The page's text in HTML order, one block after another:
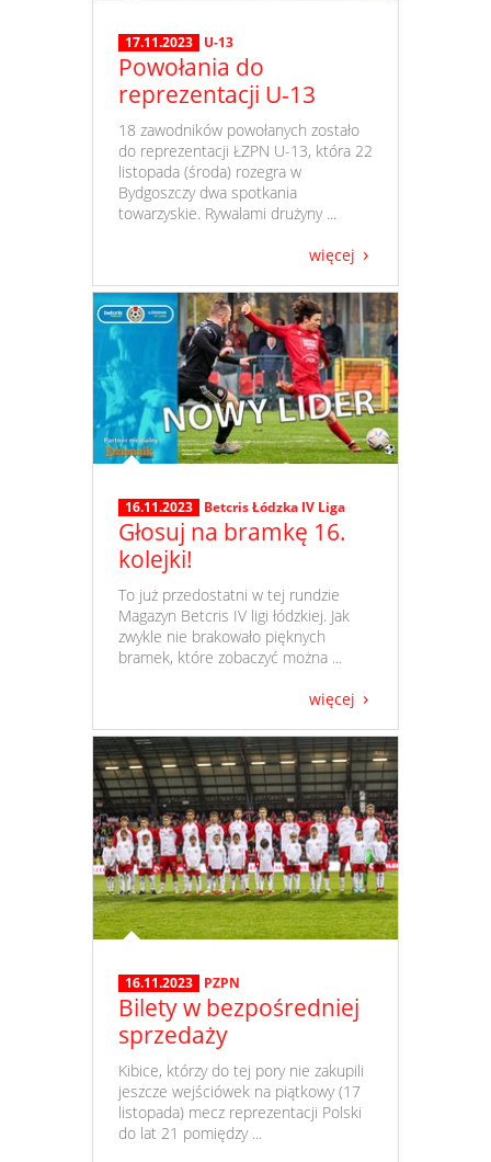
17.11.2023 U-13
Powołania do
reprezentacji U-13
​ 18 zawodników powołanych zostało
do reprezentacji ŁZPN U-13, która 22
listopada (środa) rozegra w
Bydgoszczy dwa spotkania
towarzyskie. Rywalami drużyny ...
więcej
16.11.2023 Betcris Łódzka IV Liga
Głosuj na bramkę 16.
kolejki!
​ To już przedostatni w tej rundzie
Magazyn Betcris IV ligi łódzkiej. Jak
zwykle nie brakowało pięknych
bramek, które zobaczyć można ...
więcej
16.11.2023 PZPN
Bilety w bezpośredniej
sprzedaży
​ Kibice, którzy do tej pory nie zakupili
jeszcze wejściówek na piątkowy (17
listopada) mecz reprezentacji Polski
do lat 21 pomiędzy ...